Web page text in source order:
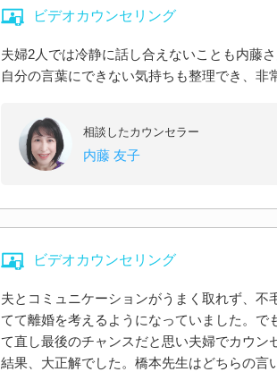
ビデオカウンセリング
夫婦2人では冷静に話し合えないことも内藤
自分の言葉にできない気持ちも整理でき、非
相談したカウンセラー
内藤 友子
ビデオカウンセリング
夫とコミュニケーションがうまく取れず、
てて離婚を考えるようになっていました。
て直し最後のチャンスだと思い夫婦でカウン
結果、大正解でした。橋本先生はどちらの